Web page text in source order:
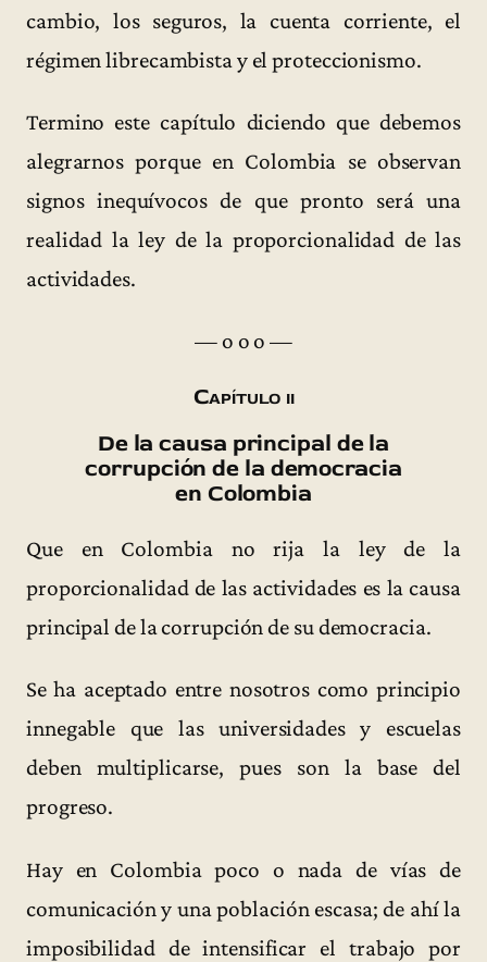
cambio, los seguros, la cuenta corriente, el
régimen librecambista y el proteccionismo.
Termino este capítulo diciendo que debemos
alegrarnos porque en Colombia se observan
signos inequívocos de que pronto será una
realidad la ley de la proporcionalidad de las
actividades.
— o o o —
Capítulo ii
De la causa principal de la
corrupción de la democracia
en Colombia
Que en Colombia no rija la ley de la
proporcionalidad de las actividades es la causa
principal de la corrupción de su democracia.
Se ha aceptado entre nosotros como principio
innegable que las universidades y escuelas
deben multiplicarse, pues son la base del
progreso.
Hay en Colombia poco o nada de vías de
comunicación y una población escasa; de ahí la
imposibilidad de intensificar el trabajo por